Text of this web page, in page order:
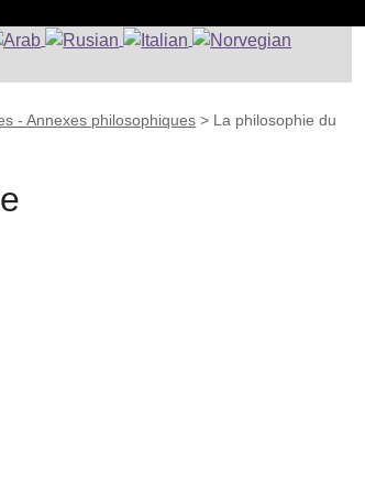
- Annexes philosophiques > La philosophie du